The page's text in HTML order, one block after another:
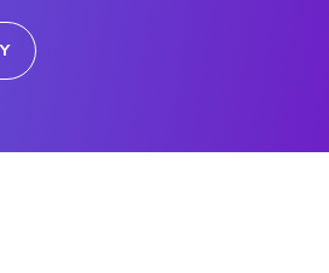
IPv4 en Ámsterdam, Róterdam y
Eindhoven. Ancho de banda
ilimitado.